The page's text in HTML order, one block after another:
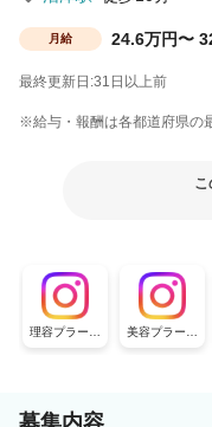
月給 24.6万円〜
最終更新日:31日以上前
※給与・報酬は各都道府県の
こ
理容プラージ
ュ【公式採用
美容プラージ
ュ【公式採用
募集内容